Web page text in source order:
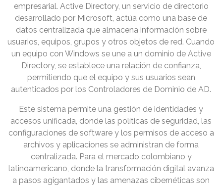
empresarial. Active Directory, un servicio de directorio
desarrollado por Microsoft, actúa como una base de
datos centralizada que almacena información sobre
usuarios, equipos, grupos y otros objetos de red. Cuando
un equipo con Windows se une a un dominio de Active
Directory, se establece una relación de confianza,
permitiendo que el equipo y sus usuarios sean
autenticados por los Controladores de Dominio de AD.
Este sistema permite una gestión de identidades y
accesos unificada, donde las políticas de seguridad, las
configuraciones de software y los permisos de acceso a
archivos y aplicaciones se administran de forma
centralizada. Para el mercado colombiano y
latinoamericano, donde la transformación digital avanza
a pasos agigantados y las amenazas cibernéticas son